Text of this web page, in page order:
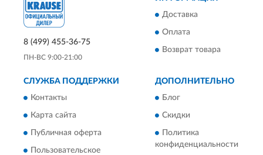
8 (499) 455-36-75
ПН-ВС 9:00-21:00
Доставка
Оплата
Возврат товара
СЛУЖБА ПОДДЕРЖКИ
Контакты
Карта сайта
Публичная оферта
Пользовательское
ДОПОЛНИТЕЛЬНО
Блог
Скидки
Политика
конфиденциальности